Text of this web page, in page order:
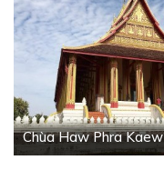
Chùa Haw Phra Kaew